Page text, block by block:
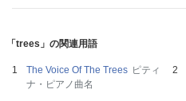
「trees」の関連用語
The Voice Of The Trees ピティ
ナ・ピアノ曲名